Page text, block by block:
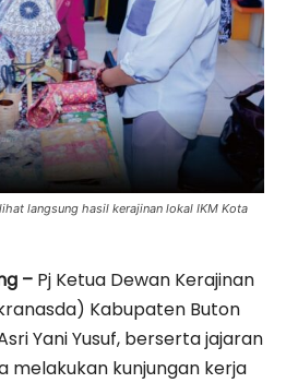
langsung hasil kerajinan lokal IKM Kota
– Pj Ketua Dewan Kerajinan
Kabupaten Buton
Yani Yusuf, berserta jajaran
melakukan kunjungan kerja